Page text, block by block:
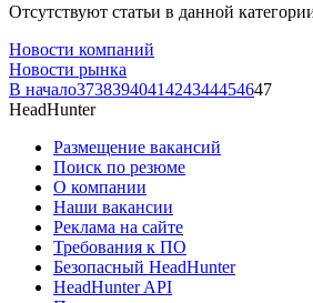
Отсутствуют статьи в данной
Новости компаний
Новости рынка
В начало3738394041424344454647
HeadHunter
Размещение вакансий
Поиск по резюме
О компании
Наши вакансии
Реклама на сайте
Требования к ПО
Безопасный HeadHunter
HeadHunter API